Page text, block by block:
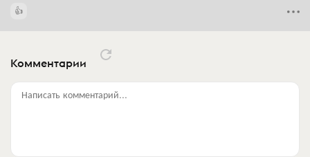
Комментарии
Написать комментарий...